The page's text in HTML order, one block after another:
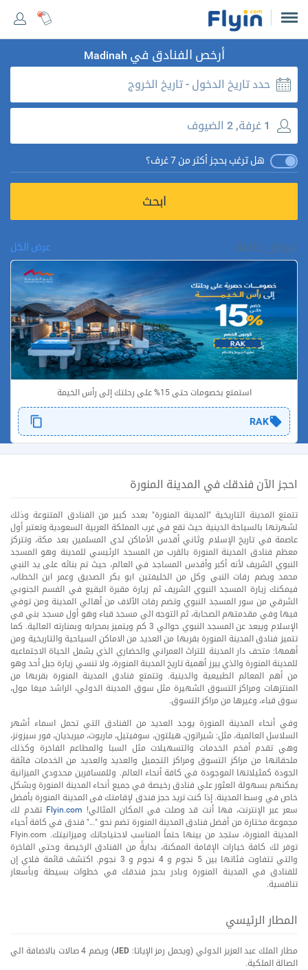
أرخص الفنادق في Madinah
حدد تاريخ الدخول - تاريخ الخروج
1 غرفة, 2 الضيوف
هل ترغب بحجز أكثر من 7 غرف؟
ابحث
عروض خاصة عرض الكل
استمتع بخصومات حتى 15% على رحلتك إلى رأس الخيمة
RAK
احجز الآن فندقك في المدينة المنورة
تتمتع المدينة التاريخية "المدينة المنورة" بعدد كبير من الفنادق المتنوعة وذلك
لشهرتها بالسياحة الدينية حيث تقع في غرب المملكة العربية السعودية وتعتبر أول
عاصمة في تاريخ الإسلام وثاني أقدس الأماكن لدى المسلمين بعد مكة، وتتركز
معظم فنادق المدينة المنورة بالقرب من المسجد الرئيسي للمدينة وهو المسجد
النبوي الشريف لأنه أكبر وأقدس المساجد في العالم، حيث تم بنائه على يد النبي
محمد ويضم رفات النبي وكل من الخليفتين ابو بكر الصديق وعمر ابن الخطاب،
فيمكنك زيارة المسجد النبوي الشريف ثم زيارة مقبرة البقيع في الفسم الجنوبي
الشرقي من سور المسجد النبوي وتضم رفات الآلاف من أهالي المدينة ومن توفي
فيها وفي مقدمتهم الصحابة، ثم التوجه الي مسجد قباء وهو أول مسجد بني في
الإسلام ويبعد عن المسجد النبوي حوالي 3 كم ويتميز بمحرابه وبمنارته العالية. كما
تتميز فنادق المدينة المنورة بقربها من العديد من الاماكن السياحية والتاريخية ومن
أهمها: متحف دار المدينة للتراث العمراني والحضاري الذي يشمل الحياة الاجتماعيه
للمدينة المنورة والذي يبرز أهمية تاريخ المدينة المنورة، ولا تنسي زيارة جبل أحد وهو
من أهم المعالم الطبيعية والدينية. وتتمتع فنادق المدينة المنورة بقربها من
المنتزهات ومراكز التسوق الشهيرة مثل سوق المدينة الدولي، الراشد ميغا مول،
سوق قباء، وغيرها من مراكز التسوق.
وفي أنحاء المدينة المنورة يوجد العديد من الفنادق التي تحمل اسماء أشهر
السلاسل العالمية، مثل: شيراتون، هيلتون، سوفيتيل، ماريوت، ميريديان، فور سيزونز،
وهي تقدم أفخم الخدمات والتسهيلات مثل السبا والمطاعم الفاخرة وكذلك
ملحقاتها من مراكز التسوق ومراكز التجميل والعديد والعديد من الخدمات فائقة
الجودة كمثيلاتها الموجودة في كافة أنحاء العالم. وللمسافرين محدودي الميزانية
يمكنهم بسهولة العثور علي فنادق رخيصة في جميع أنحاء المدينة المنورة وبشكل
خاص في وسط المدينة. إذا كنت تريد حجز فندق لإقامتك فى المدينة المنورة بأفضل
سعر عبر الإنترنت، فها أنت قد وصلت في المكان المثالي! Flyin.com تقدم لك
مجموعة مختارة من أفضل فنادق المدينة المنورة تضم نحو "..." فندق في كافة أحياء
المدينة المنورة، ستجد من بينها حتماً المناسب لاحتياجاتك وميزانيتك. Flyin.com
توفر لك كافة خيارات الإقامة الممكنة، بدايةً من الفنادق الرخيصة وحتي الفاخرة
والتي تتفاوت فئاتها بين 5 نجوم و 4 نجوم و 3 نجوم. اكتشف قائمة فلاي إن
للفنادق في المدينة المنورة وبادر بحجز فندقك في خطوات بسيطة وبأسعار
تنافسية.
المطار الرئيسي
مطار الملك عبد العزيز الدولي (ويحمل رمز الإياتا:JED
) ويضم 4 صالات بالاضافة الي
الصالة الملكية.